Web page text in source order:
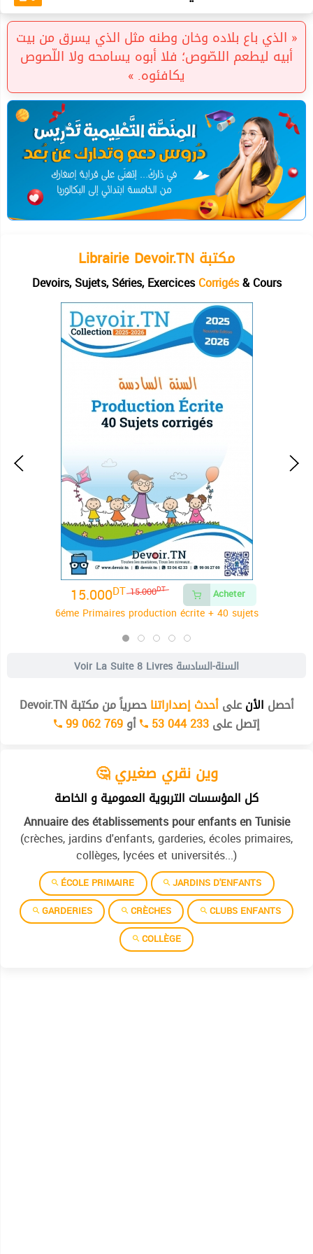
« الذي باع بلاده وخان وطنه مثل الذي يسرق من بيت
أبيه ليطعم اللصّوص؛ فلا أبوه يسامحه ولا اللّصوص
يكافئوه. »
Librairie Devoir.TN مكتبة
Devoirs, Sujets, Séries, ExercicesCorrigés& Cours
15.000DT
15.000DT Acheter
6éme Primaires production écrite + 40 sujets
Voir La Suite 8 Livres السنة-السادسة
أحصل الأنعلىأحدث إصداراتناحصرياً من مكتبة Devoir.TN
إتصل على53 044 233 أو99 062 769
🤔 وين نقري صغيري
كل المؤسسات التربوية العمومية و الخاصة
Annuaire des établissements pour enfants en Tunisie
(crèches, jardins d'enfants, garderies, écoles primaires,
collèges, lycées et universités...)
ÉCOLE PRIMAIRE
JARDINS D'ENFANTS
GARDERIES
CRÈCHES
CLUBS ENFANTS
COLLÈGE